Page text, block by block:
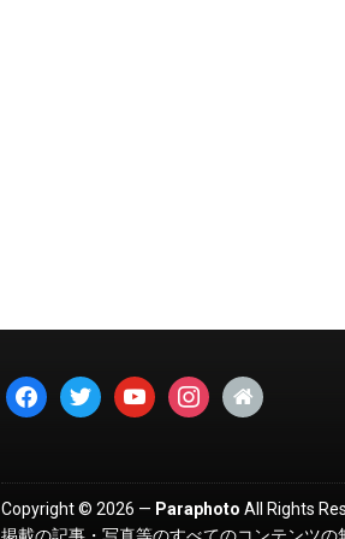
facebooktwitter youtubeinstagram
home
Copyright © 2026 — Paraphoto All Rights